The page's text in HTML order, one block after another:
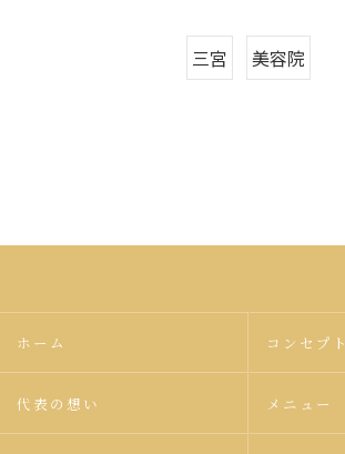
三宮 美容院
ホーム コンセプト
代表の想い メニュー